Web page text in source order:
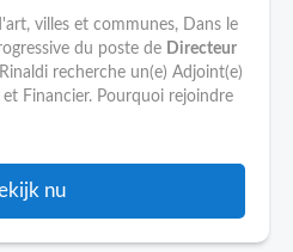
villes et communes, Dans le
du poste de Directeur
recherche un(e) Adjoint(e)
Financier. Pourquoi rejoindre
nu